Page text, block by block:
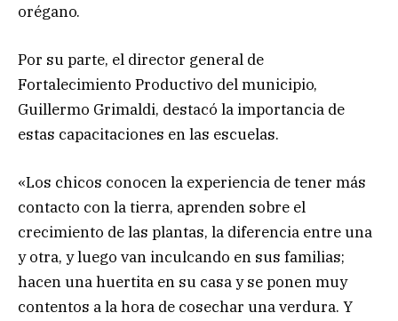
orégano.
Por su parte, el director general de
Fortalecimiento Productivo del municipio,
Guillermo Grimaldi, destacó la importancia de
estas capacitaciones en las escuelas.
«Los chicos conocen la experiencia de tener más
contacto con la tierra, aprenden sobre el
crecimiento de las plantas, la diferencia entre una
y otra, y luego van inculcando en sus familias;
hacen una huertita en su casa y se ponen muy
contentos a la hora de cosechar una verdura. Y